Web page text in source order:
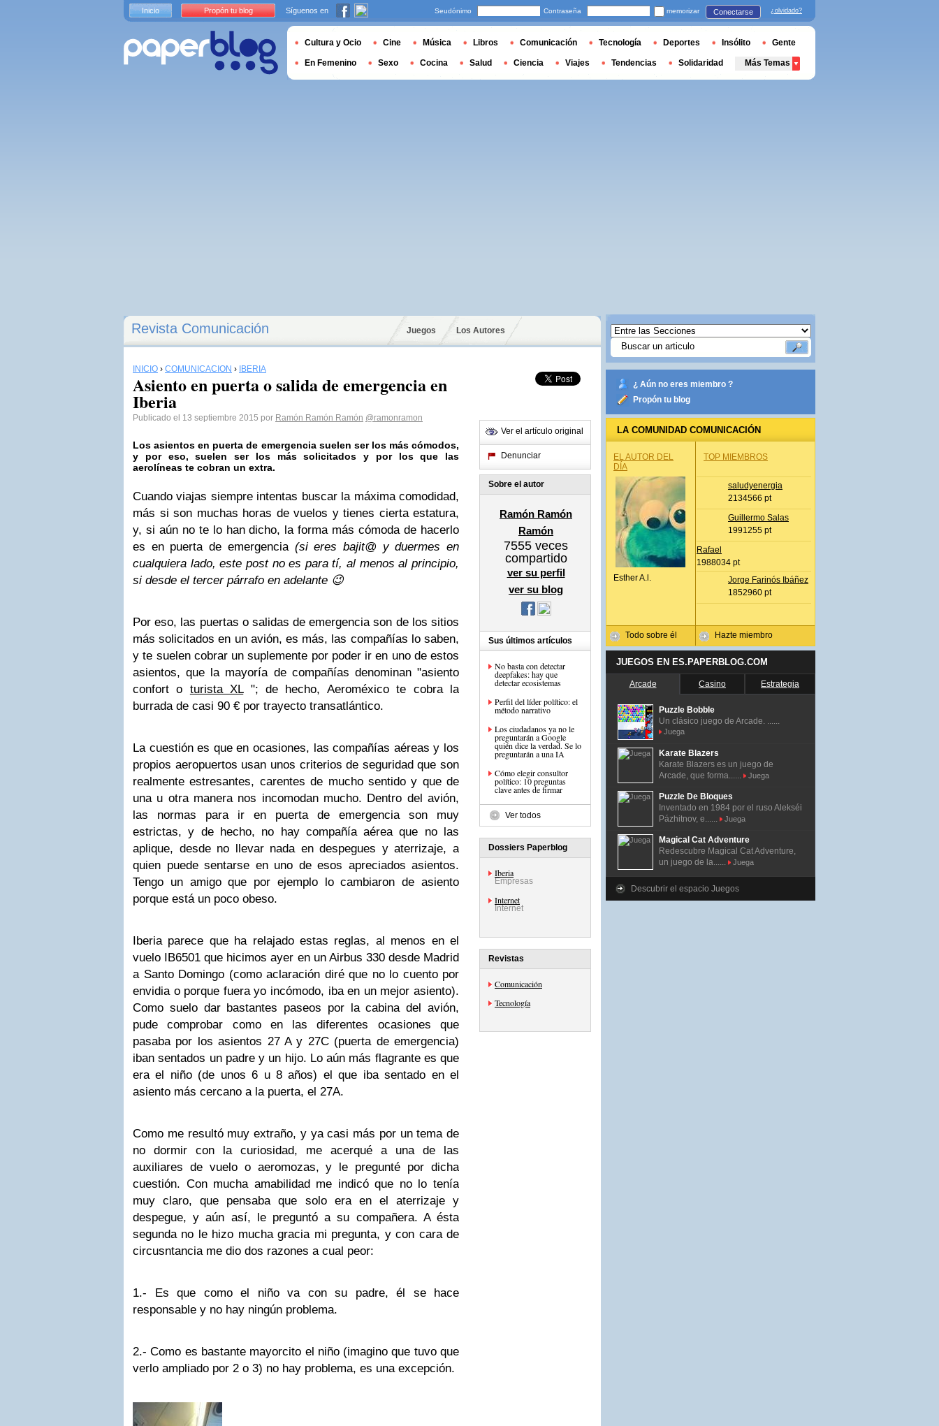
Revista Comunicación Juegos Los Autores
INICIO › COMUNICACIÓN › IBERIA
Asiento en puerta o salida de emergencia en
Iberia
Publicado el 13 septiembre 2015 por Ramón Ramón Ramón @ramonramon
Los asientos en puerta de emergencia suelen ser los más cómodos,
y por eso, suelen ser los más solicitados y por los que las
aerolíneas te cobran un extra.
Cuando viajas siempre intentas buscar la máxima comodidad,
más si son muchas horas de vuelos y tienes cierta estatura,
y, si aún no te lo han dicho, la forma más cómoda de hacerlo
es en puerta de emergencia (si eres bajit@ y duermes en
cualquiera lado, este post no es para tí, al menos al principio,
si desde el tercer párrafo en adelante 😉
Por eso, las puertas o salidas de emergencia son de los sitios
más solicitados en un avión, es más, las compañías lo saben,
y te suelen cobrar un suplemente por poder ir en uno de estos
asientos, que la mayoría de compañías denominan "asiento
confort o turista XL"; de hecho, Aeroméxico te cobra la
burrada de casi 90 € por trayecto transatlántico.
La cuestión es que en ocasiones, las compañías aéreas y los
propios aeropuertos usan unos criterios de seguridad que son
realmente estresantes, carentes de mucho sentido y que de
una u otra manera nos incomodan mucho. Dentro del avión,
las normas para ir en puerta de emergencia son muy
estrictas, y de hecho, no hay compañía aérea que no las
aplique, desde no llevar nada en despegues y aterrizaje, a
quien puede sentarse en uno de esos apreciados asientos.
Tengo un amigo que por ejemplo lo cambiaron de asiento
porque está un poco obeso.
Iberia parece que ha relajado estas reglas, al menos en el
vuelo IB6501 que hicimos ayer en un Airbus 330 desde Madrid
a Santo Domingo (como aclaración diré que no lo cuento por
envidia o porque fuera yo incómodo, iba en un mejor asiento).
Como suelo dar bastantes paseos por la cabina del avión,
pude comprobar como en las diferentes ocasiones que
pasaba por los asientos 27 A y 27C (puerta de emergencia)
iban sentados un padre y un hijo. Lo aún más flagrante es que
era el niño (de unos 6 u 8 años) el que iba sentado en el
asiento más cercano a la puerta, el 27A.
Como me resultó muy extraño, y ya casi más por un tema de
no dormir con la curiosidad, me acerqué a una de las
auxiliares de vuelo o aeromozas, y le pregunté por dicha
cuestión. Con mucha amabilidad me indicó que no lo tenía
muy claro, que pensaba que solo era en el aterrizaje y
despegue, y aún así, le preguntó a su compañera. A ésta
segunda no le hizo mucha gracia mi pregunta, y con cara de
circusntancia me dio dos razones a cual peor:
1.- Es que como el niño va con su padre, él se hace
responsable y no hay ningún problema.
2.- Como es bastante mayorcito el niño (imagino que tuvo que
verlo ampliado por 2 o 3) no hay problema, es una excepción.
Ver el artículo original
Denunciar
Sobre el autor
Ramón Ramón
Ramón
7555 veces
compartido
ver su perfil
ver su blog
Sus últimos artículos
No basta con detectar
deepfakes: hay que
detectar ecosistemas
Perfil del líder político: el
método narrativo
Los ciudadanos ya no le
preguntarán a Google
quién dice la verdad. Se lo
preguntarán a una IA
Cómo elegir consultor
político: 10 preguntas
clave antes de firmar
Ver todos
Dossiers Paperblog
Iberia
Empresas
Internet
Internet
Revistas
Comunicación
Tecnología
¿ Aún no eres miembro ?
Propón tu blog
LA COMUNIDAD COMUNICACIÓN
EL AUTOR DEL
DÍA
Esther A.l.
Todo sobre él
TOP MIEMBROS
saludyenergia
2134566 pt
Guillermo Salas
1991255 pt
Rafael
1988034 pt
Jorge Farinós Ibáñez
1852960 pt
Hazte miembro
JUEGOS EN ES.PAPERBLOG.COM
Arcade Casino Estrategia
Puzzle Bobble
Un clásico juego de Arcade. ......
Juega
Karate Blazers
Karate Blazers es un juego de
Arcade, que forma......
Juega
Puzzle De Bloques
Inventado en 1984 por el ruso Alekséi
Pázhitnov, e......
Juega
Magical Cat Adventure
Redescubre Magical Cat Adventure,
un juego de la......
Juega
Descubrir el espacio Juegos
Inicio Propón tu blog Síguenos en Seudónimo Contraseña memorizar Conectarse ¿olvidado?
Cultura y Ocio Cine Música Libros Comunicación Tecnología Deportes Insólito Gente
En Femenino Sexo Cocina Salud Ciencia Viajes Tendencias Solidaridad Más Temas